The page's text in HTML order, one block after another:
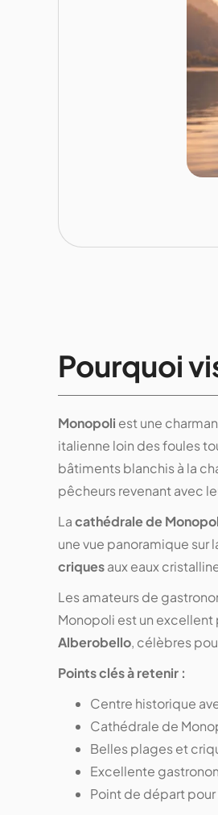
Pourquoi
Monopoli est une
italienne loin des foules
bâtiments blanchis à la
pêcheurs revenant avec
Lacathédrale de
une vue panoramique sur
criquesaux eaux
Les amateurs de
Monopoli est un
Alberobello, célèbres
Points clés à retenir :
Centre historique
Cathédrale de
Belles plages et
Excellente
Point de départ